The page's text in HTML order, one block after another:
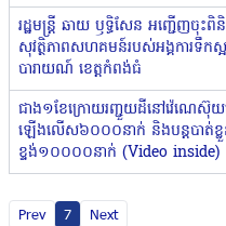
រដ្ឋមន្ត្រី ឆាយ ឫទ្ធិសែន អញ្ជើញចុះ
សុវត្ថិភាពសហគមន៍របស់អង្គការទឹក
បារាយណ៍ ខេត្តកំពង់ធំ
ជាង១ខែក្រោយរញ្ជួយដីនៅវ៉េណេស៊ុយ
ឡើងលើស៦០០០នាក់ និងបន្តបាត់ខ្
ខ្ទង់១០០០០នាក់ (Video inside)
Prev 7 Next